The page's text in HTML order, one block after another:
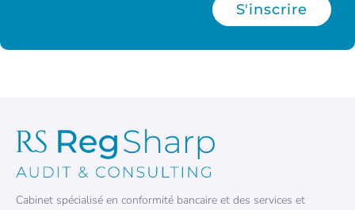
S'inscrire
Cabinet spécialisé en conformité bancaire et des services et